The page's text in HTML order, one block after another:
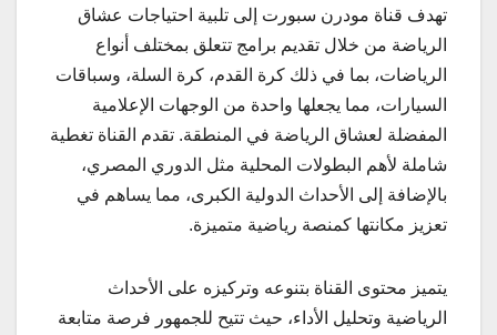
تهدف قناة مودرن سبورت إلى تلبية احتياجات عشاق
الرياضة من خلال تقديم برامج تتعلق بمختلف أنواع
الرياضات، بما في ذلك كرة القدم، كرة السلة، وسباقات
السيارات، مما يجعلها واحدة من الوجهات الإعلامية
المفضلة لعشاق الرياضة في المنطقة. تقدم القناة تغطية
شاملة لأهم البطولات المحلية مثل الدوري المصري،
بالإضافة إلى الأحداث الدولية الكبرى، مما يساهم في
تعزيز مكانتها كمنصة رياضية متميزة.
يتميز محتوى القناة بتنوعه وتركيزه على الأحداث
الرياضية وتحليل الأداء، حيث تتيح للجمهور فرصة متابعة